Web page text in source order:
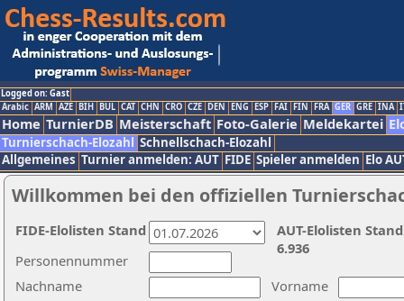
Logged on: Gast
Arabic ARM AZE BIH BUL CAT CHN CRO CZE DEN ENG ESP FAI FIN FRA GER GRE INA
Home TurnierDB Meisterschaft Foto-Galerie Meldekartei
Turnierschach-Elozahl Schnellschach-Elozahl
Allgemeines Turnier anmelden: AUT FIDE Spieler anmelden Elo
Willkommen bei den offiziellen
Nachname
Vorname
Personennummer
AUT-Elolisten
6.936
FIDE-Elolisten Stand